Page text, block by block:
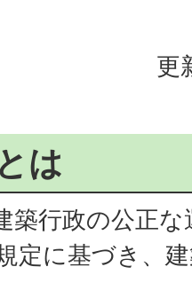
更
は
築行政の公正
定に基づき、